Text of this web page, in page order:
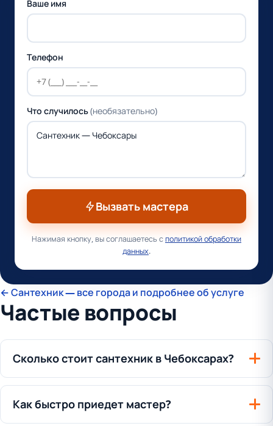
Ваше имя
Телефон
Что случилось(необязательно)
Вызвать мастера
Нажимая кнопку, вы соглашаетесь сполитикой обработки
данных.
← Сантехник — все города и подробнее об услуге
Частые вопросы
Сколько стоит сантехник в Чебоксарах?
Как быстро приедет мастер?